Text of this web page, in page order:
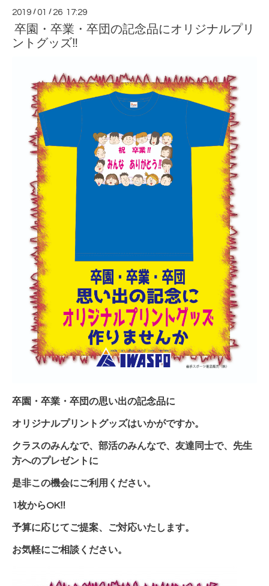
2019 /01 / 26 17:29
卒園・卒業・卒団の記念品にオリジナルプリ
ントグッズ‼
卒園・卒業・卒団の思い出の記念品に
オリジナルプリントグッズはいかがですか。
クラスのみんなで、部活のみんなで、友達同士で、先生
方へのプレゼントに
是非この機会にご利用ください。
1枚からOK‼
予算に応じてご提案、ご対応いたします。
お気軽にご相談ください。